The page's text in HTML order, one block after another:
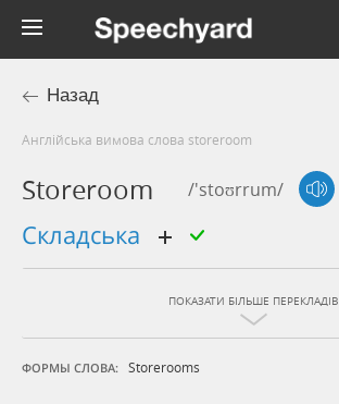
Назад
Англійська вимова слова storeroom
Storeroom /'stoʊrrum/
складська
ПОКАЗАТИ БІЛЬШЕ ПЕРЕКЛАДІВ
ФОРМЫ СЛОВА: Storerooms